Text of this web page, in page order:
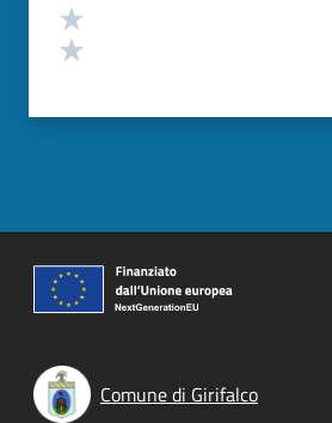
Comune di Girifalco